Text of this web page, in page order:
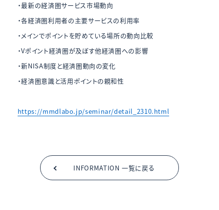
・最新の経済圏サービス市場動向
・各経済圏利用者の主要サービスの利用率
・メインでポイントを貯めている場所の動向比較
・Vポイント経済圏が及ぼす他経済圏への影響
・新NISA制度と経済圏動向の変化
・経済圏意識と活用ポイントの親和性
https://mmdlabo.jp/seminar/detail_2310.html
INFORMATION 一覧に戻る